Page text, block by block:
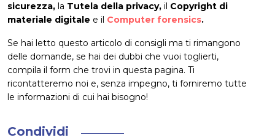
sicurezza, la Tutela della privacy, il Copyright di
materiale digitale e il Computer forensics.
Se hai letto questo articolo di consigli ma ti rimangono
delle domande, se hai dei dubbi che vuoi toglierti,
compila il form che trovi in questa pagina. Ti
ricontatteremo noi e, senza impegno, ti forniremo tutte
le informazioni di cui hai bisogno!
Condividi